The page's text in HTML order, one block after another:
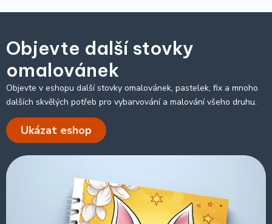
Objevte další stovky
omalovánek
Objevte v eshopu další stovky omalovánek, pastelek, fix a mnoho
dalších skvělých potřeb pro vybarvování a malování všeho druhu.
Ukázat eshop